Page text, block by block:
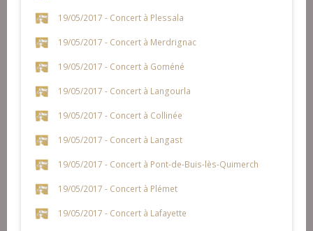
19/05/2017 - Concert à Plessala
19/05/2017 - Concert à Merdrignac
19/05/2017 - Concert à Goméné
19/05/2017 - Concert à Langourla
19/05/2017 - Concert à Collinée
19/05/2017 - Concert à Langast
19/05/2017 - Concert à Pont-de-Buis-lès-Quimerch
19/05/2017 - Concert à Plémet
19/05/2017 - Concert à Lafayette